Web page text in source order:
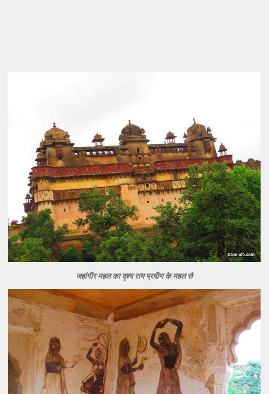
जहांगीर महल का दृश्य राय प्रवीण के महल से